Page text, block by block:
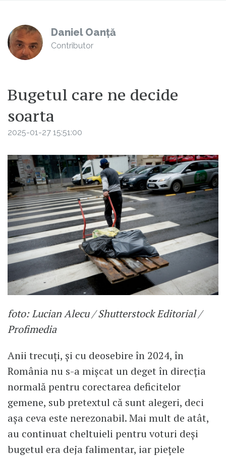
Daniel Oanță
Contributor
Bugetul care ne decide
soarta
2025-01-27 15:51:00
foto: Lucian Alecu / Shutterstock Editorial /
Profimedia
Anii trecuți, și cu deosebire în 2024, în
România nu s-a mișcat un deget în direcția
normală pentru corectarea deficitelor
gemene, sub pretextul că sunt alegeri, deci
așa ceva este nerezonabil. Mai mult de atât,
au continuat cheltuieli pentru voturi deși
bugetul era deja falimentar, iar piețele